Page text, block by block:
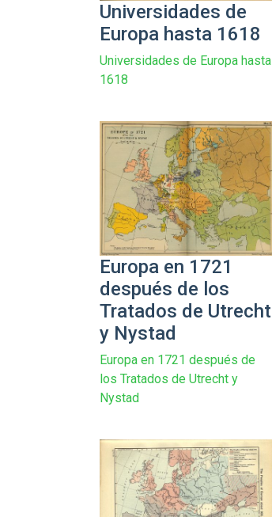
Universidades de
Europa hasta 1618
Universidades de Europa hasta
1618
Europa en 1721
después de los
Tratados de Utrecht
y Nystad
Europa en 1721 después de
los Tratados de Utrecht y
Nystad